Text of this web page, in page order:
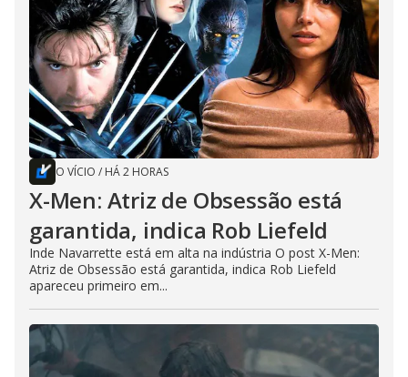
O VÍCIO / HÁ 2 HORAS
X-Men: Atriz de Obsessão está
garantida, indica Rob Liefeld
Inde Navarrette está em alta na indústria O post X-Men:
Atriz de Obsessão está garantida, indica Rob Liefeld
apareceu primeiro em...